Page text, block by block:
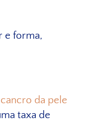
e forma,
da pele
taxa de